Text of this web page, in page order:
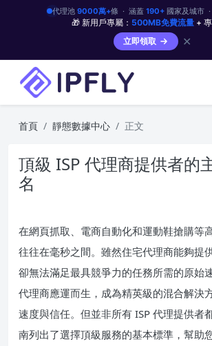
代理池 9000萬+條 · 涵蓋 190+國家及城市 ·
🎁 新用戶專屬： 500MB免費流量 +
立即領取
✕
首頁 靜態數據中心 正文
頂級 ISP 代理商提供者的
名
在網頁抓取、電商自動化和運動鞋搶購等
往往在毫秒之間。雖然住宅代理商能夠提
卻無法滿足最具競爭力的任務所需的原始
代理商應運而生，成為精英級的混合解決
速度與信任。但並非所有 ISP 代理提供者
南列出了選擇頂級服務的基本標準，幫助